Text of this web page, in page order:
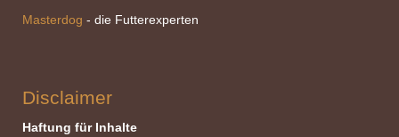
Masterdog - die Futterexperten
Disclaimer
Haftung für Inhalte